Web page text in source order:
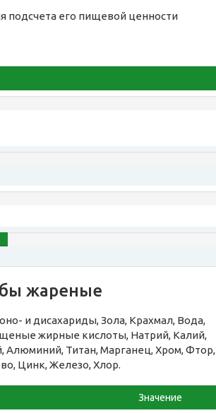
подсчета его пищевой ценности
жареные
и дисахариды, Зола, Крахмал, Вода,
жирные кислоты, Натрий, Калий,
Алюминий, Титан, Марганец, Хром, Фтор,
Цинк, Железо, Хлор.
Значение